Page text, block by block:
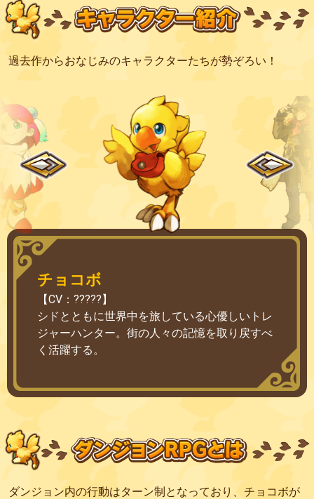
過去作からおなじみのキャラクターたちが勢ぞろい！
チョコボ
【CV：?????】
シドとともに世界中を旅している心優しいトレ
ジャーハンター。街の人々の記憶を取り戻すべ
く活躍する。
ダンジョン内の行動はターン制となっており、チョコボが